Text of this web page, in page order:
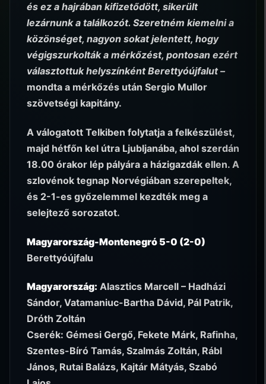
és ez a hajrában kifizetődött, sikerült
lezárnunk a találkozót. Szeretném kiemelni a
közönséget, nagyon sokat jelentett, hogy
végigszurkolták a mérkőzést, pontosan ezért
választottuk helyszínként Berettyóújfalut –
mondta a mérkőzés után Sergio Mullor
szövetségi kapitány.
A válogatott Telkiben folytatja a felkészülést,
majd hétfőn kel útra Ljubljanába, ahol szerdán
18.00 órakor lép pályára a házigazdák ellen. A
szlovénok tegnap Norvégiában szerepeltek,
és 2-1-es győzelemmel kezdték meg a
selejtező sorozatot.
Magyarország-Montenegró 5-0 (2-0)
Berettyóújfalu
Magyarország: Alasztics Marcell – Hadházi
Sándor, Vatamaniuc-Bartha Dávid, Pál Patrik,
Dróth Zoltán
Cserék: Gémesi Gergő, Fekete Márk, Rafinha,
Szentes-Bíró Tamás, Szalmás Zoltán, Rábl
János, Rutai Balázs, Kajtár Mátyás, Szabó